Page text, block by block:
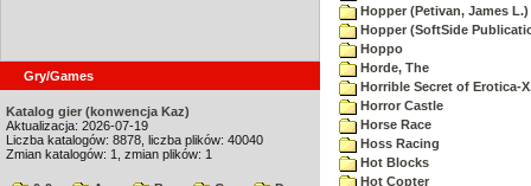
Gry/Games
Katalog gier (konwencja Kaz)
Aktualizacja: 2026-07-19
Liczba katalogów: 8878, liczba plików: 40040
Zmian katalogów: 1, zmian plików: 1
Hopper (Petivan, James L.)
Hopper (SoftSide
Hoppo
Horde, The
Horrible Secret of Erotica-
Horror Castle
Horse Race
Hoss Racing
Hot Blocks
Hot Copter